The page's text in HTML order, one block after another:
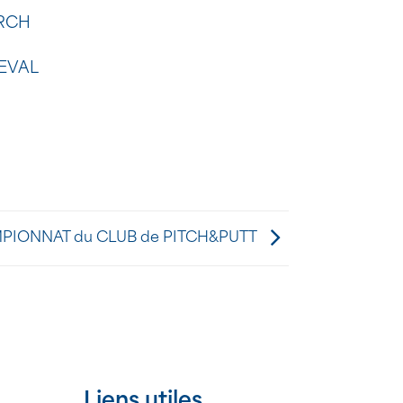
du CLUB de PITCH&PUTT